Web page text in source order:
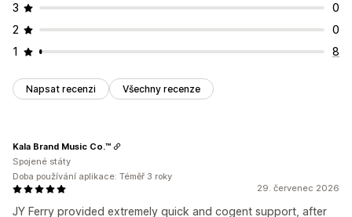
3
0
2
0
1
8
Napsat recenzi Všechny recenze
29. červenec 2026
JY Ferry provided extremely quick and cogent support, after
Kala Brand Music Co.™
Spojené státy
Doba používání aplikace: Téměř 3 roky